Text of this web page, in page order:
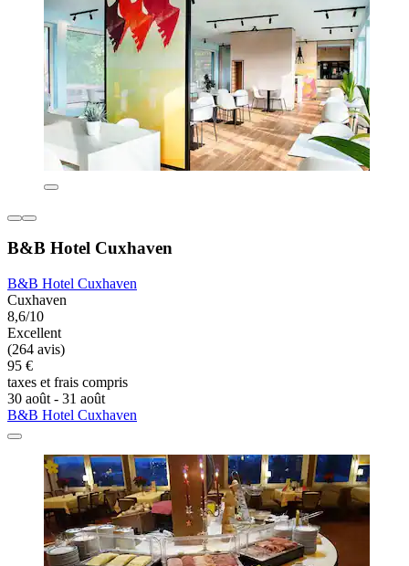
B&B Hotel Cuxhaven
B&B Hotel Cuxhaven
Cuxhaven
8,6/10
Excellent
(264 avis)
95 €
taxes et frais compris
30 août - 31 août
B&B Hotel Cuxhaven